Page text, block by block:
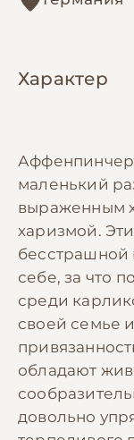
Характер
маленький
выраженным
харизмой.
бесстрашной
себе, за что
среди
своей семье
обладают
довольно